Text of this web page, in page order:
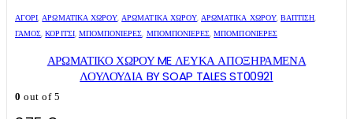
ΑΓΌΡΙ,ΑΡΩΜΑΤΙΚΆ ΧΏΡΟΥ,ΑΡΩΜΑΤΙΚΆ ΧΏΡΟΥ,ΑΡΩΜΑΤΙΚΆ ΧΏΡΟΥ, ΒΑΠΤΙΣΗ,
ΓΑΜΟΣ,ΚΟΡΊΤΣΙ, ΜΠΟΜΠΟΝΙΈΡΕΣ, ΜΠΟΜΠΟΝΙΈΡΕΣ,ΜΠΟΜΠΟΝΙΈΡΕΣ
ΑΡΩΜΑΤΙΚΟ ΧΩΡΟΥ ME ΛΕΥΚΑ ΑΠΟΞΗΡΑΜΕΝΑ
ΛΟΥΛΟΥΔΙΑ BY SOAP TALES ST00921
0 out of 5